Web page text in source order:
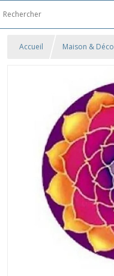
Accueil Maison & Déco